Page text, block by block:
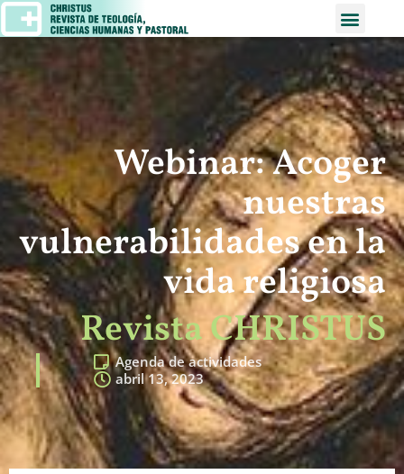
Webinar: Acoger
nuestras
vulnerabilidades en la
vida religiosa
Revista CHRISTUS
Agenda de actividades
abril 13, 2023